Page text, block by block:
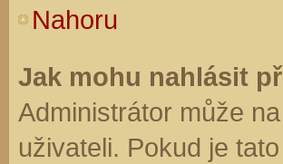
Nahoru
Jak mohu nahlásit
Administrátor může
uživateli. Pokud je